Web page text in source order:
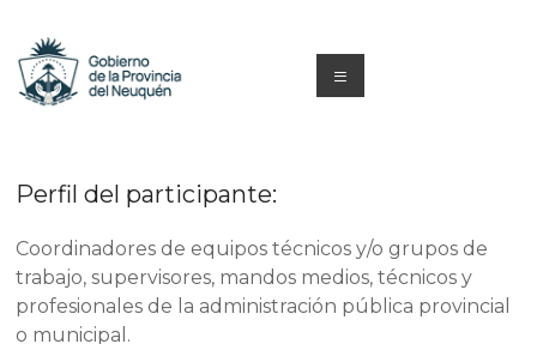
contenido
y
Formación
Neuquén
Menú
Perfil del participante:
Coordinadores de equipos técnicos y/o grupos de
trabajo, supervisores, mandos medios, técnicos y
profesionales de la administración pública provincial
o municipal.